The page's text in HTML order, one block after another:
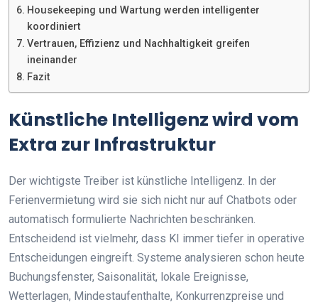
Housekeeping und Wartung werden intelligenter
koordiniert
Vertrauen, Effizienz und Nachhaltigkeit greifen
ineinander
Fazit
Künstliche Intelligenz wird vom
Extra zur Infrastruktur
Der wichtigste Treiber ist künstliche Intelligenz. In der
Ferienvermietung wird sie sich nicht nur auf Chatbots oder
automatisch formulierte Nachrichten beschränken.
Entscheidend ist vielmehr, dass KI immer tiefer in operative
Entscheidungen eingreift. Systeme analysieren schon heute
Buchungsfenster, Saisonalität, lokale Ereignisse,
Wetterlagen, Mindestaufenthalte, Konkurrenzpreise und